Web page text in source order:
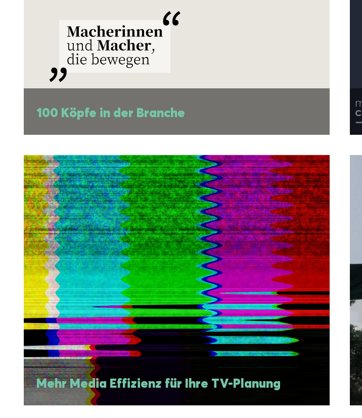
100 Köpfe in der Branche
100 Köpfe in der Branche
Mehr Media Effizienz für Ihre TV-Planung
Mehr Media Effizienz für Ihre TV-Planung